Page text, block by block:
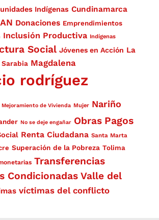
Indígenas Cundinamarca
Donaciones Emprendimientos
Inclusión Productiva Indígenas
Social Jóvenes en Acción La
Sarabia Magdalena
rodríguez
Mejoramiento de Vivienda Mujer Nariño
No se deje engañar Obras Pagos
Renta Ciudadana Santa Marta
Superación de la Pobreza Tolima
Transferencias
Condicionadas Valle del
víctimas del conflicto